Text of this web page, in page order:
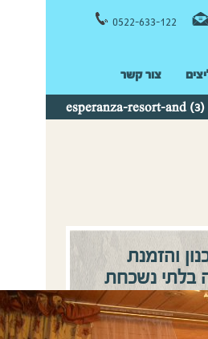
0522-633-122
צור קשר
esperanza-resort-and (3)
והזמנת
בלתי נשכחת
0522-633122
ונחזור אליכם
בהקדם!